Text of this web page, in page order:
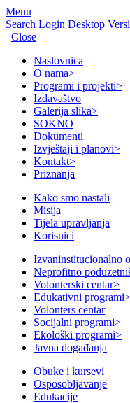
Menu
Search Login Desktop
Close
Naslovnica
O nama>
Programi i projekti>
Izdavaštvo
Galerija slika>
SOKNO
Dokumenti
Izvještaji i planovi>
Kontakt>
Priznanja
Kako smo nastali
Misija
Tijela upravljanja
Korisnici
Izvaninstitucionalno
Neprofitno
Volonterski centar>
Edukativni programi>
Volonters centar
Socijalni programi>
Ekološki programi>
Javna događanja
Obuke i kursevi
Osposobljavanje
Edukacije